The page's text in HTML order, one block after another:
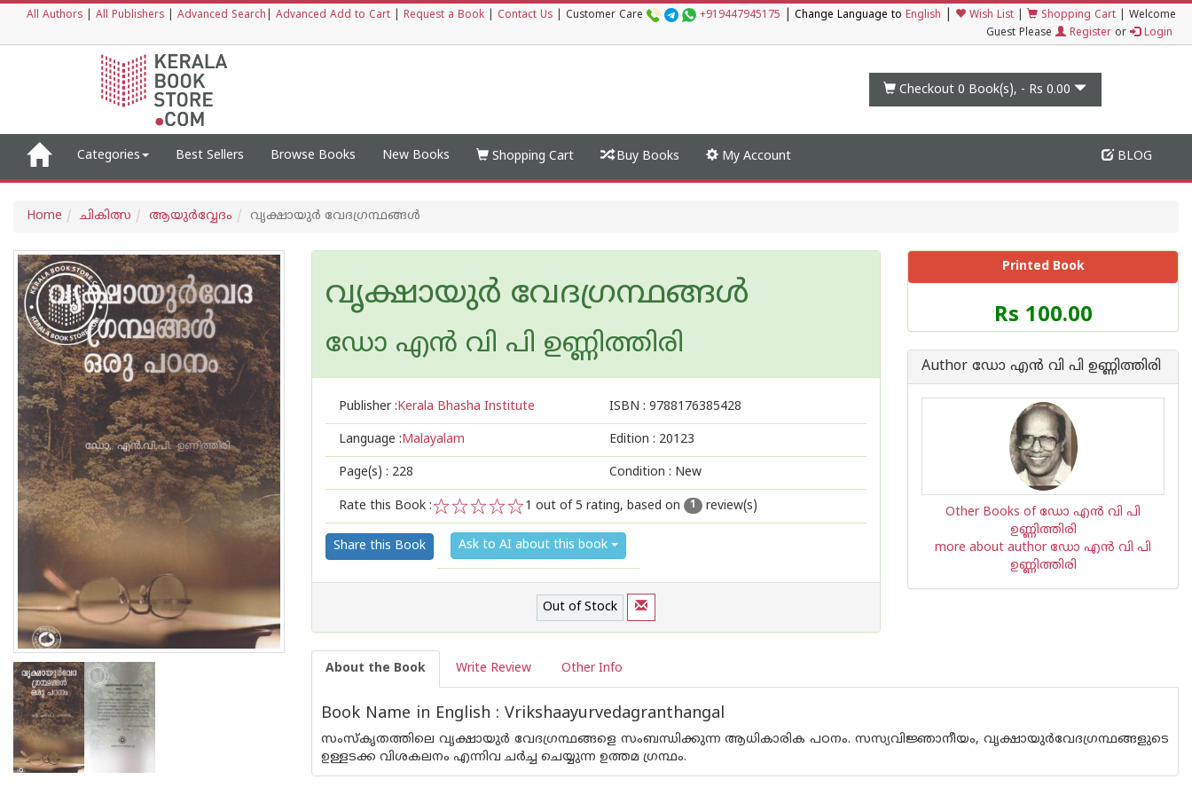
All Authors All Publishers Advanced Search Advanced Add to Cart Request a Book Contact Us Customer Care +919447945175 Change Language to English Wish List Shopping Cart
Welcome
Guest Please
Register or Login
Checkout 0 Book(s), - Rs 0.00
Categories Best Sellers Browse Books New Books Shopping Cart Buy Books My Account BLOG
Home ചികിത്സ ആയുര്‍വ്വേദം വൃക്ഷായുര്‍ വേദഗ്രന്ഥങ്ങള്‍
വൃക്ഷായുര്‍ വേദഗ്രന്ഥങ്ങള്‍
ഡോ എന്‍ വി പി ഉണ്ണിത്തിരി
Publisher :Kerala Bhasha Institute ISBN : 9788176385428
Language :Malayalam Edition : 20123
Page(s) : 228 Condition : New
Rate this Book :
5
4
3
2
1
1 out of 5 rating, based on 1 review(s)
Share this Book Ask to AI about this book
Out of Stock
Printed Book
Price
of
Book
Rs 100.00
Author ഡോ എന്‍ വി പി ഉണ്ണിത്തിരി
Other Books of ഡോ എന്‍ വി പി
ഉണ്ണിത്തിരി
more about author ഡോ എന്‍ വി പി
ഉണ്ണിത്തിരി
About the Book Write Review Other Info
Book Name in English : Vrikshaayurvedagranthangal
സംസ്കൃതത്തിലെ വൃക്ഷായുര്‍ വേദഗ്രന്ഥങ്ങളെ സംബന്ധിക്കുന്ന ആധികാരിക പഠനം. സസ്യവിജ്ഞാനീയം, വൃക്ഷായുര്‍വേദഗ്രന്ഥങ്ങളുടെ
ഉള്ളടക്ക വിശകലനം എന്നിവ ചര്‍ച്ച ചെയ്യുന്ന ഉത്തമ ഗ്രന്ഥം.